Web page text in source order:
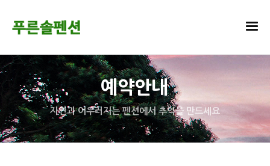
예약안내
자연과 어우러지는 펜션에서 추억을 만드세요